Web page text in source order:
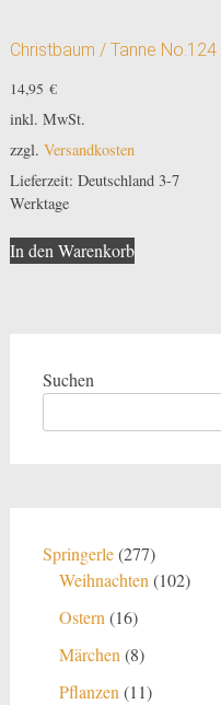
Christbaum / Tanne No.124
14,95 €
inkl. MwSt.
zzgl. Versandkosten
Lieferzeit: Deutschland 3-7
Werktage
In den Warenkorb
Suchen
Springerle 277277
Produkte
Weihnachten 102102
Ostern 1616
Märchen 88
Pflanzen 1111